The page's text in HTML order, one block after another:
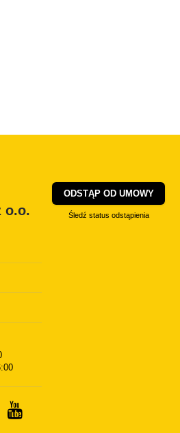
o.o.
ODSTĄP OD UMOWY
Śledź status odstąpienia